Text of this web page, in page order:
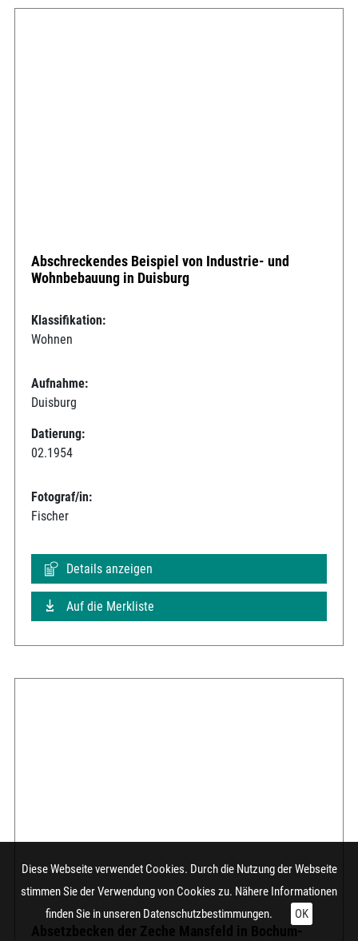
Abschreckendes Beispiel von Industrie- und
Wohnbebauung in Duisburg
Klassifikation:
Wohnen
Aufnahme:
Duisburg
Datierung:
02.1954
Fotograf/in:
Fischer
Details anzeigen
Auf die Merkliste
Absetzbecken der Zeche Mansfeld in Bochum-
Diese Webseite verwendet Cookies. Durch die Nutzung der Webseite
stimmen Sie der Verwendung von Cookies zu. Nähere Informationen
finden Sie in unseren Datenschutzbestimmungen. OK